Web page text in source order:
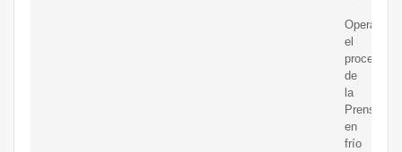
Operar
el
de
la
Prensa
en
frío